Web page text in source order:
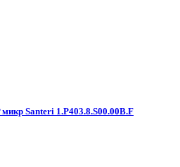
Santeri 1.P403.8.S00.00B.F